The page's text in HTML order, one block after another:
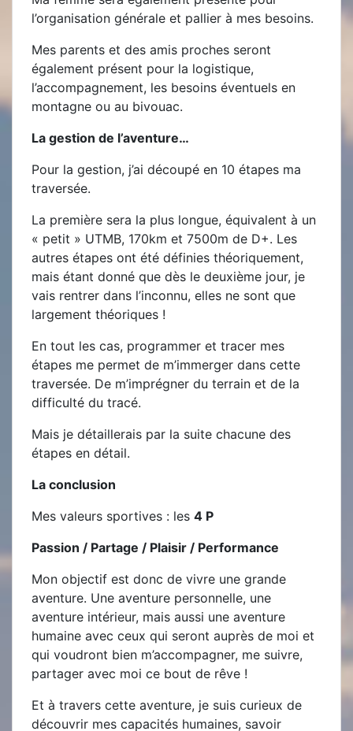
l’organisation générale et pallier à mes besoins.
Mes parents et des amis proches seront
également présent pour la logistique,
l’accompagnement, les besoins éventuels en
montagne ou au bivouac.
La gestion de l’aventure…
Pour la gestion, j’ai découpé en 10 étapes ma
traversée.
La première sera la plus longue, équivalent à un
« petit » UTMB, 170km et 7500m de D+. Les
autres étapes ont été définies théoriquement,
mais étant donné que dès le deuxième jour, je
vais rentrer dans l’inconnu, elles ne sont que
largement théoriques !
En tout les cas, programmer et tracer mes
étapes me permet de m’immerger dans cette
traversée. De m’imprégner du terrain et de la
difficulté du tracé.
Mais je détaillerais par la suite chacune des
étapes en détail.
La conclusion
Mes valeurs sportives : les 4 P
Passion / Partage / Plaisir / Performance
Mon objectif est donc de vivre une grande
aventure. Une aventure personnelle, une
aventure intérieur, mais aussi une aventure
humaine avec ceux qui seront auprès de moi et
qui voudront bien m’accompagner, me suivre,
partager avec moi ce bout de rêve !
Et à travers cette aventure, je suis curieux de
découvrir mes capacités humaines, savoir